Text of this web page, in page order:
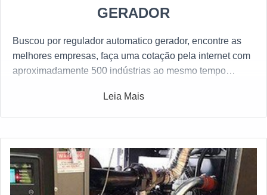
GERADOR
Buscou por regulador automatico gerador, encontre as
melhores empresas, faça uma cotação pela internet com
aproximadamente 500 indústrias ao mesmo tempo
Leia Mais